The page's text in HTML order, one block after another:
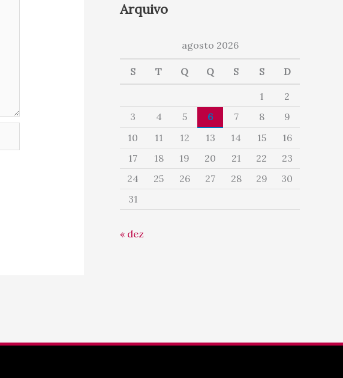
Arquivo
agosto 2026
S T Q Q S S D
1
2
3
4 5 6 7 8
9
10
11 12 13 14 15
16
17
18 19 20 21 22
23
24
25 26 27 28 29
30
31
« dez